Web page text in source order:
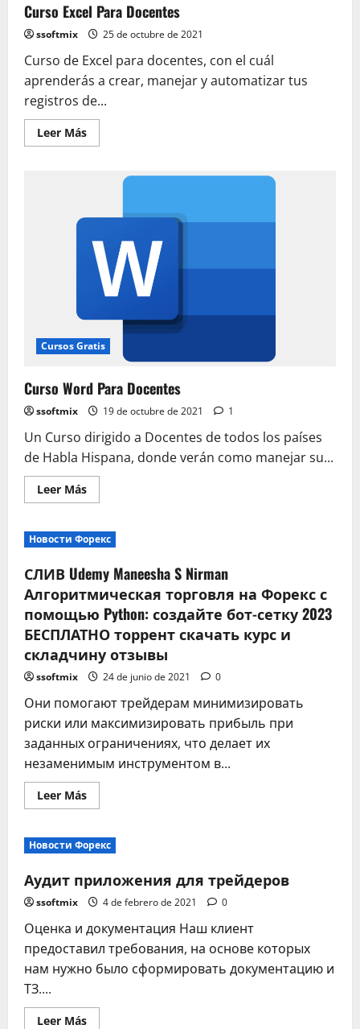
Curso Excel Para Docentes
ssoftmix 25 de octubre de 2021
Curso de Excel para docentes, con el cuál
aprenderás a crear, manejar y automatizar tus
registros de...
Leer MásLeer
más
Docentes
Cursos Gratis
Curso Word Para Docentes
ssoftmix 19 de octubre de 2021 1
Un Curso dirigido a Docentes de todos los países
de Habla Hispana, donde verán como manejar su...
Leer MásLeer
más
Curso
Word
Docentes
Новости Форекс
СЛИВ Udemy Maneesha S Nirman
Алгоритмическая торговля на Форекс с
помощью Python: создайте бот-сетку 2023
БЕСПЛАТНО торрент скачать курс и
складчину отзывы
ssoftmix 24 de junio de 2021 0
Они помогают трейдерам минимизировать
риски или максимизировать прибыль при
заданных ограничениях, что делает их
незаменимым инструментом в...
Leer MásLeer
más
СЛИВ
Udemy
Nirman
Алгоритмическая
торговля
Форекс
с
помощью
Python:
создайте
2023
БЕСПЛАТНО
Новости Форекс
Аудит приложения для трейдеров
ssoftmix 4 de febrero de 2021 0
Оценка и документация Наш клиент
предоставил требования, на основе которых
нам нужно было сформировать документацию и
ТЗ....
Leer MásLeer